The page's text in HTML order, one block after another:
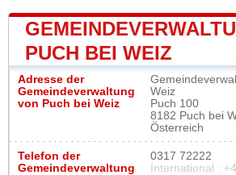
PUCH BEI WEIZ
Adresse der
Gemeindeverwaltung
von Puch bei Weiz
Weiz
Puch 100
8182 Puch bei
Österreich
Telefon der
Gemeindeverwaltung
0317 72222
International :